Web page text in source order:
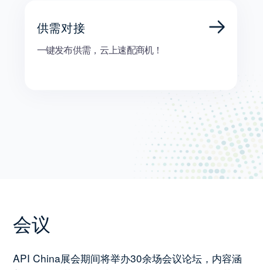
供需对接
一键发布供需，云上速配商机！
会议
API China展会期间将举办30余场会议论坛，内容涵